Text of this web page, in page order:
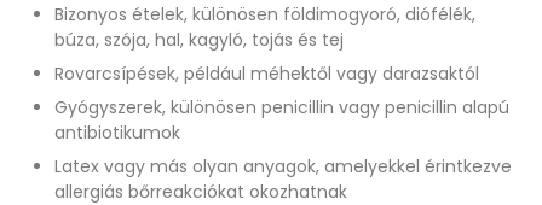
Bizonyos ételek, különösen földimogyoró, diófélék,
búza, szója, hal, kagyló, tojás és tej
Rovarcsípések, például méhektől vagy darazsaktól
Gyógyszerek, különösen penicillin vagy penicillin alapú
antibiotikumok
Latex vagy más olyan anyagok, amelyekkel érintkezve
allergiás bőrreakciókat okozhatnak